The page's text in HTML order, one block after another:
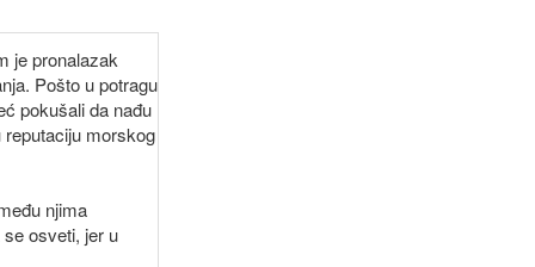
je pronalazak
Pošto u potragu
pokušali da nađu
reputaciju morskog
njima
osveti, jer u